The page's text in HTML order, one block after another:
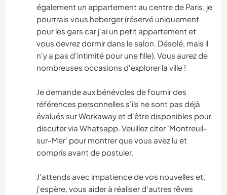
également un appartement au centre de Paris, je
pourrrais vous heberger (réservé uniquement
pour les gars car j'ai un petit appartement et
vous devrez dormir dans le salon. Désolé, mais il
n'y a pas d'intimité pour une fille). Vous aurez de
nombreuses occasions d'explorer la ville !
Je demande aux bénévoles de fournir des
références personnelles s'ils ne sont pas déjà
évalués sur Workaway et d'être disponibles pour
discuter via Whatsapp. Veuillez citer 'Montreuil-
sur-Mer' pour montrer que vous avez lu et
compris avant de postuler.
J'attends avec impatience de vos nouvelles et,
j'espère, vous aider à réaliser d'autres rêves